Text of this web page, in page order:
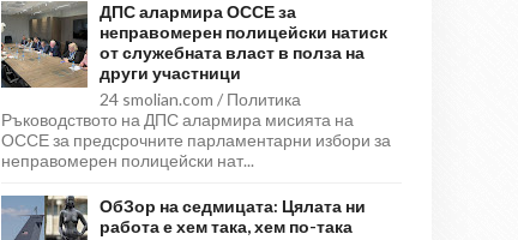
ДПС алармира ОССЕ за
неправомерен полицейски натиск
от служебната власт в полза на
други участници
24 smolian.com / Политика
Ръководството на ДПС алармира мисията на
ОССЕ за предсрочните парламентарни избори за
неправомерен полицейски нат...
ОбЗор на седмицата: Цялата ни
работа е хем така, хем по-така